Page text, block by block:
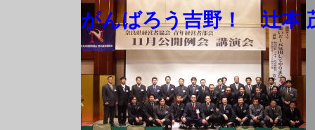
がんばろう吉野！ 辻本